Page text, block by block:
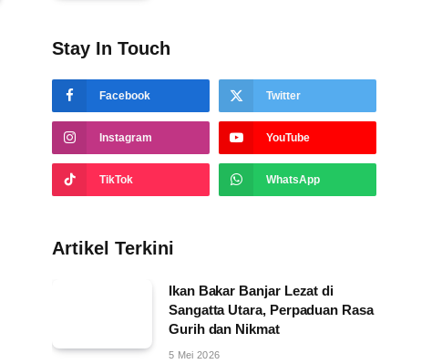
Stay In Touch
Facebook Twitter
Instagram YouTube
TikTok WhatsApp
Artikel Terkini
Ikan Bakar Banjar Lezat di
Sangatta Utara, Perpaduan Rasa
Gurih dan Nikmat
5 Mei 2026